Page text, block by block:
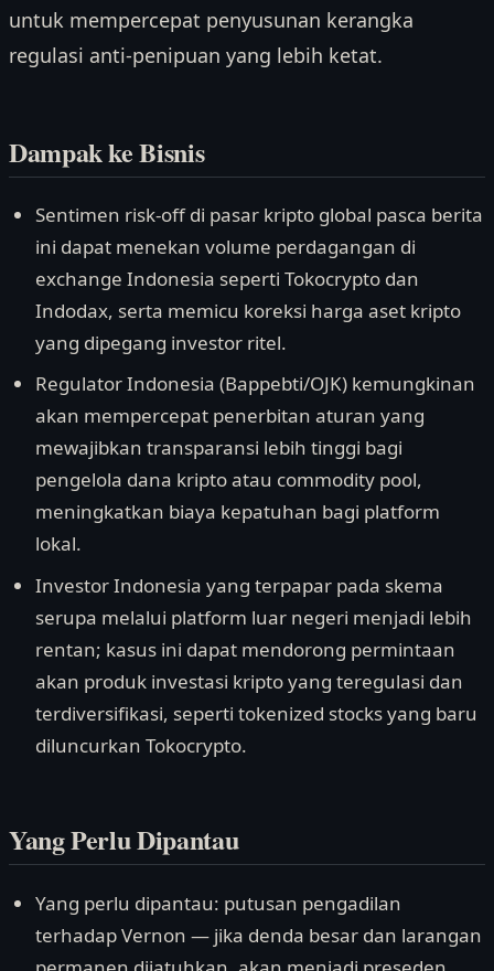
untuk mempercepat penyusunan kerangka
regulasi anti-penipuan yang lebih ketat.
Dampak ke Bisnis
Sentimen risk-off di pasar kripto global pasca berita
ini dapat menekan volume perdagangan di
exchange Indonesia seperti Tokocrypto dan
Indodax, serta memicu koreksi harga aset kripto
yang dipegang investor ritel.
Regulator Indonesia (Bappebti/OJK) kemungkinan
akan mempercepat penerbitan aturan yang
mewajibkan transparansi lebih tinggi bagi
pengelola dana kripto atau commodity pool,
meningkatkan biaya kepatuhan bagi platform
lokal.
Investor Indonesia yang terpapar pada skema
serupa melalui platform luar negeri menjadi lebih
rentan; kasus ini dapat mendorong permintaan
akan produk investasi kripto yang teregulasi dan
terdiversifikasi, seperti tokenized stocks yang baru
diluncurkan Tokocrypto.
Yang Perlu Dipantau
Yang perlu dipantau: putusan pengadilan
terhadap Vernon — jika denda besar dan larangan